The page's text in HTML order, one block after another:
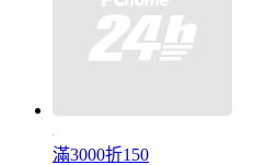
滿3000折150